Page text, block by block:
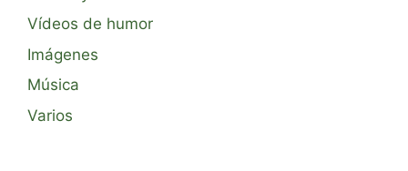
Vídeos de humor
Imágenes
Música
Varios